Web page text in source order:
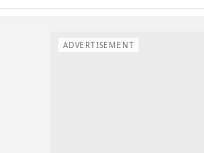
ADVERTISEMENT